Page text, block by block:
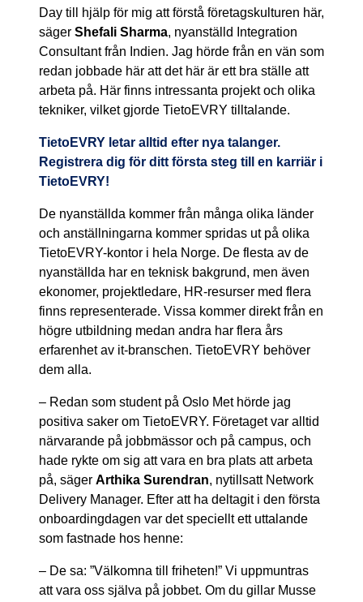
Day till hjälp för mig att förstå företagskulturen här,
säger Shefali Sharma, nyanställd Integration
Consultant från Indien. Jag hörde från en vän som
redan jobbade här att det här är ett bra ställe att
arbeta på. Här finns intressanta projekt och olika
tekniker, vilket gjorde TietoEVRY tilltalande.
TietoEVRY letar alltid efter nya talanger.
Registrera dig för ditt första steg till en karriär i
TietoEVRY!
De nyanställda kommer från många olika länder
och anställningarna kommer spridas ut på olika
TietoEVRY-kontor i hela Norge. De flesta av de
nyanställda har en teknisk bakgrund, men även
ekonomer, projektledare, HR-resurser med flera
finns representerade. Vissa kommer direkt från en
högre utbildning medan andra har flera års
erfarenhet av it-branschen. TietoEVRY behöver
dem alla.
– Redan som student på Oslo Met hörde jag
positiva saker om TietoEVRY. Företaget var alltid
närvarande på jobbmässor och på campus, och
hade rykte om sig att vara en bra plats att arbeta
på, säger Arthika Surendran, nytillsatt Network
Delivery Manager. Efter att ha deltagit i den första
onboardingdagen var det speciellt ett uttalande
som fastnade hos henne:
– De sa: ”Välkomna till friheten!” Vi uppmuntras
att vara oss själva på jobbet. Om du gillar Musse